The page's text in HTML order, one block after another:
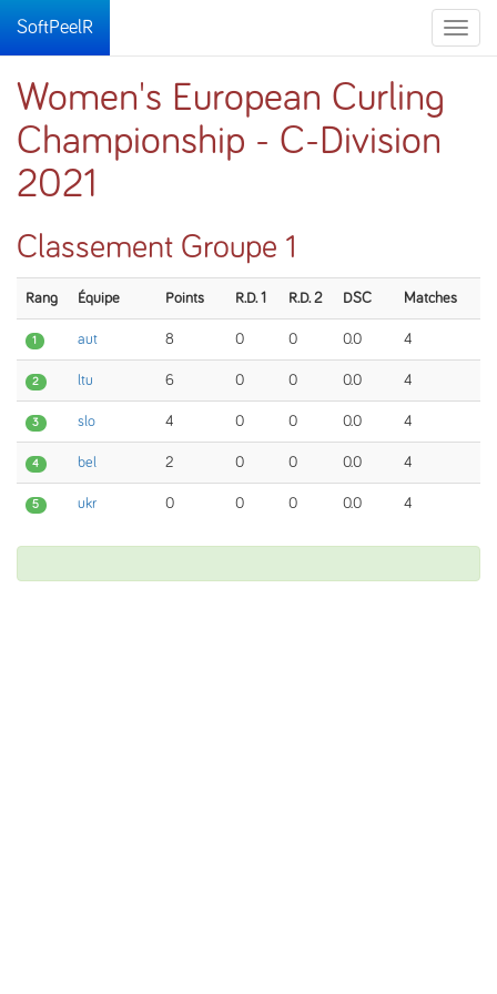
Toggle
SoftPeelR
Women's European Curling
Championship - C-Division
2021
Classement Groupe 1
Rang Équipe Points R.D. 1 R.D. 2 DSC Matches
1 aut 8 0 0 0.0 4
2 ltu 6 0 0 0.0 4
3 slo 4 0 0 0.0 4
4 bel 2 0 0 0.0 4
5 ukr 0 0 0 0.0 4